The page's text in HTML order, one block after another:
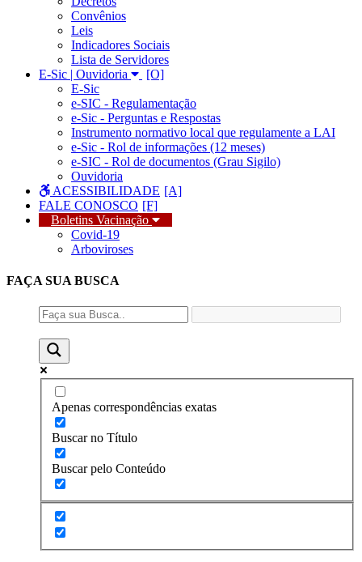
Convênios
Leis
Indicadores Sociais
Lista de Servidores
E-Sic | Ouvidoria
E-Sic
e-SIC - Regulamentação
e-Sic - Perguntas e Respostas
Instrumento normativo local que regulamente a LAI
e-Sic - Rol de informações (12 meses)
e-SIC - Rol de documentos (Grau Sigilo)
Ouvidoria
ACESSIBILIDADE
FALE CONOSCO
Boletins Vacinação
Covid-19
Arboviroses
FAÇA SUA BUSCA
Apenas correspondências exatas
Buscar no Título
Buscar pelo Conteúdo